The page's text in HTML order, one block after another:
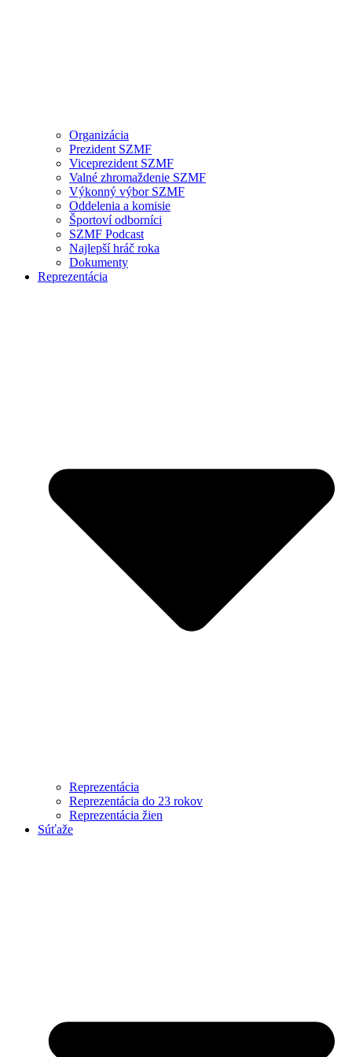
Organizácia
Prezident SZMF
Viceprezident SZMF
Valné zhromaždenie SZMF
Výkonný výbor SZMF
Oddelenia a komisie
Športoví odborníci
SZMF Podcast
Najlepší hráč roka
Dokumenty
Reprezentácia
Reprezentácia
Reprezentácia do 23 rokov
Reprezentácia žien
Súťaže